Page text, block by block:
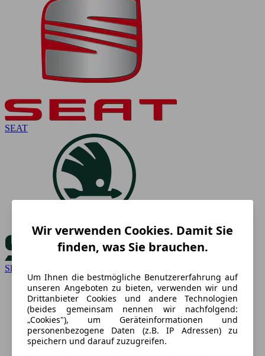
SEAT
Skoda
Wir verwenden Cookies. Damit Sie
finden, was Sie brauchen.
Um Ihnen die bestmögliche Benutzererfahrung auf
unseren Angeboten zu bieten, verwenden wir und
Drittanbieter Cookies und andere Technologien
(beides gemeinsam nennen wir nachfolgend:
„Cookies"), um Geräteinformationen und
personenbezogene Daten (z.B. IP Adressen) zu
speichern und darauf zuzugreifen.